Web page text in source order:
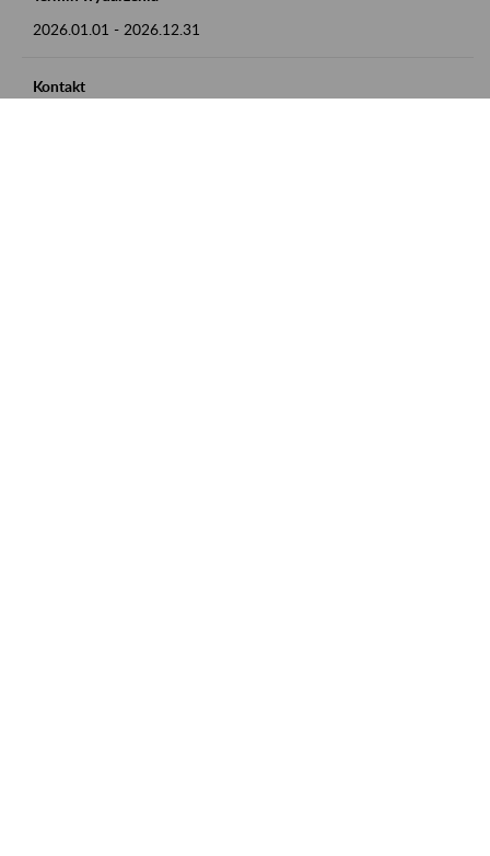
2026.01.01 - 2026.12.31
Kontakt